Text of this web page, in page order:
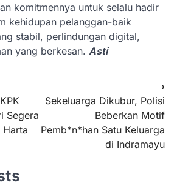
komitmennya untuk selalu hadir
kehidupan pelanggan-baik
stabil, perlindungan digital,
yang berkesan. Asti
Segera
Harta
Sekeluarga Dikubur, Polisi
Beberkan Motif
Pemb*n*han Satu Keluarga
di Indramayu
⟶